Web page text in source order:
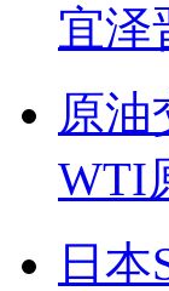
宜泽
原
WTI
日本